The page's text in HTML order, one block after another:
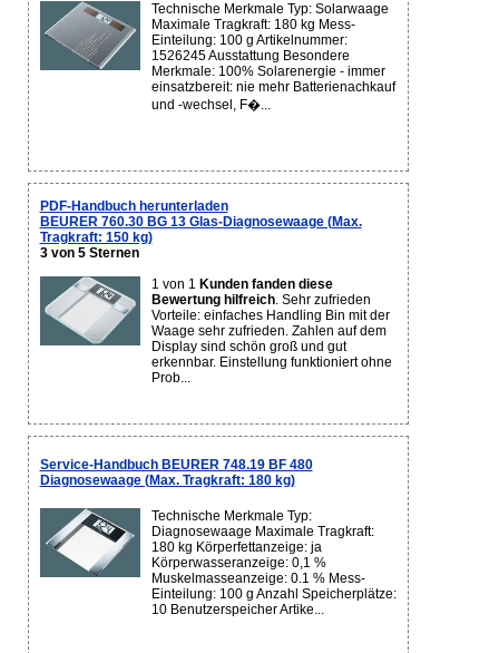
Technische Merkmale Typ: Solarwaage
Maximale Tragkraft: 180 kg Mess-
Einteilung: 100 g Artikelnummer:
1526245 Ausstattung Besondere
Merkmale: 100% Solarenergie - immer
einsatzbereit: nie mehr Batterienachkauf
und -wechsel, F�...
PDF-Handbuch herunterladen
BEURER 760.30 BG 13 Glas-Diagnosewaage (Max.
Tragkraft: 150 kg)
3 von 5 Sternen
1 von 1 Kunden fanden diese
Bewertung hilfreich. Sehr zufrieden
Vorteile: einfaches Handling Bin mit der
Waage sehr zufrieden. Zahlen auf dem
Display sind schön groß und gut
erkennbar. Einstellung funktioniert ohne
Prob...
Service-Handbuch BEURER 748.19 BF 480
Diagnosewaage (Max. Tragkraft: 180 kg)
Technische Merkmale Typ:
Diagnosewaage Maximale Tragkraft:
180 kg Körperfettanzeige: ja
Körperwasseranzeige: 0,1 %
Muskelmasseanzeige: 0.1 % Mess-
Einteilung: 100 g Anzahl Speicherplätze:
10 Benutzerspeicher Artike...